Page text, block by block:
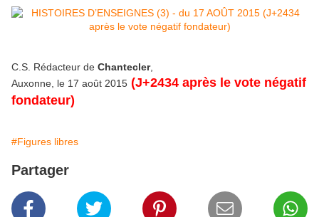
C.S. Rédacteur de Chantecler,
Auxonne, le 17 août 2015 (J+2434 après le vote négatif
fondateur)
#Figures libres
Partager